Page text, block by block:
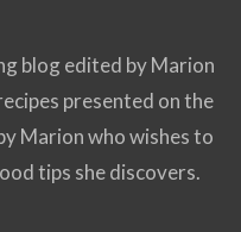
blog edited by Marion
presented on the
Marion who wishes to
tips she discovers.